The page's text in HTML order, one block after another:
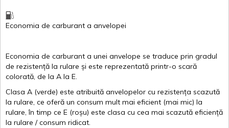
Economia de carburant a anvelopei
Economia de carburant a unei anvelope se traduce prin gradul
de rezistență la rulare și este reprezentată printr-o scară
colorată, de la A la E.
Clasa A (verde) este atribuită anvelopelor cu rezistența scazută
la rulare, ce oferă un consum mult mai eficient (mai mic) la
rulare,în timp ce E (roșu) este clasa cu cea mai scazută eficiență
la rulare /consum ridicat.